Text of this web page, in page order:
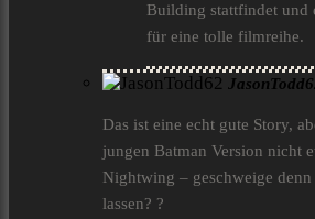
Building stattfindet und
für eine tolle filmreihe.
Das ist eine echt gute Story,
jungen Batman Version nicht
Nightwing – geschweige
lassen? ?